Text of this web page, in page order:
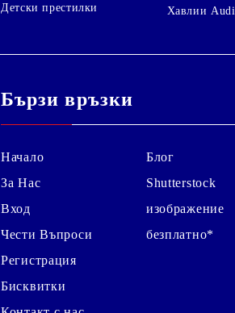
Детски престилки
Хавлии Audi
Бързи връзки
Начало
За Нас
Вход
Чести Въпроси
Регистрация
Бисквитки
Блог
Shutterstock
изображение
безплатно*